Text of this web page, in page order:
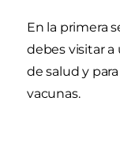
En la primera
debes visitar a
de salud y
vacunas.